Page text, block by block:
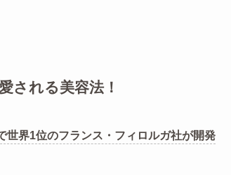
される美容法！
世界1位のフランス・フィロルガ社が開発